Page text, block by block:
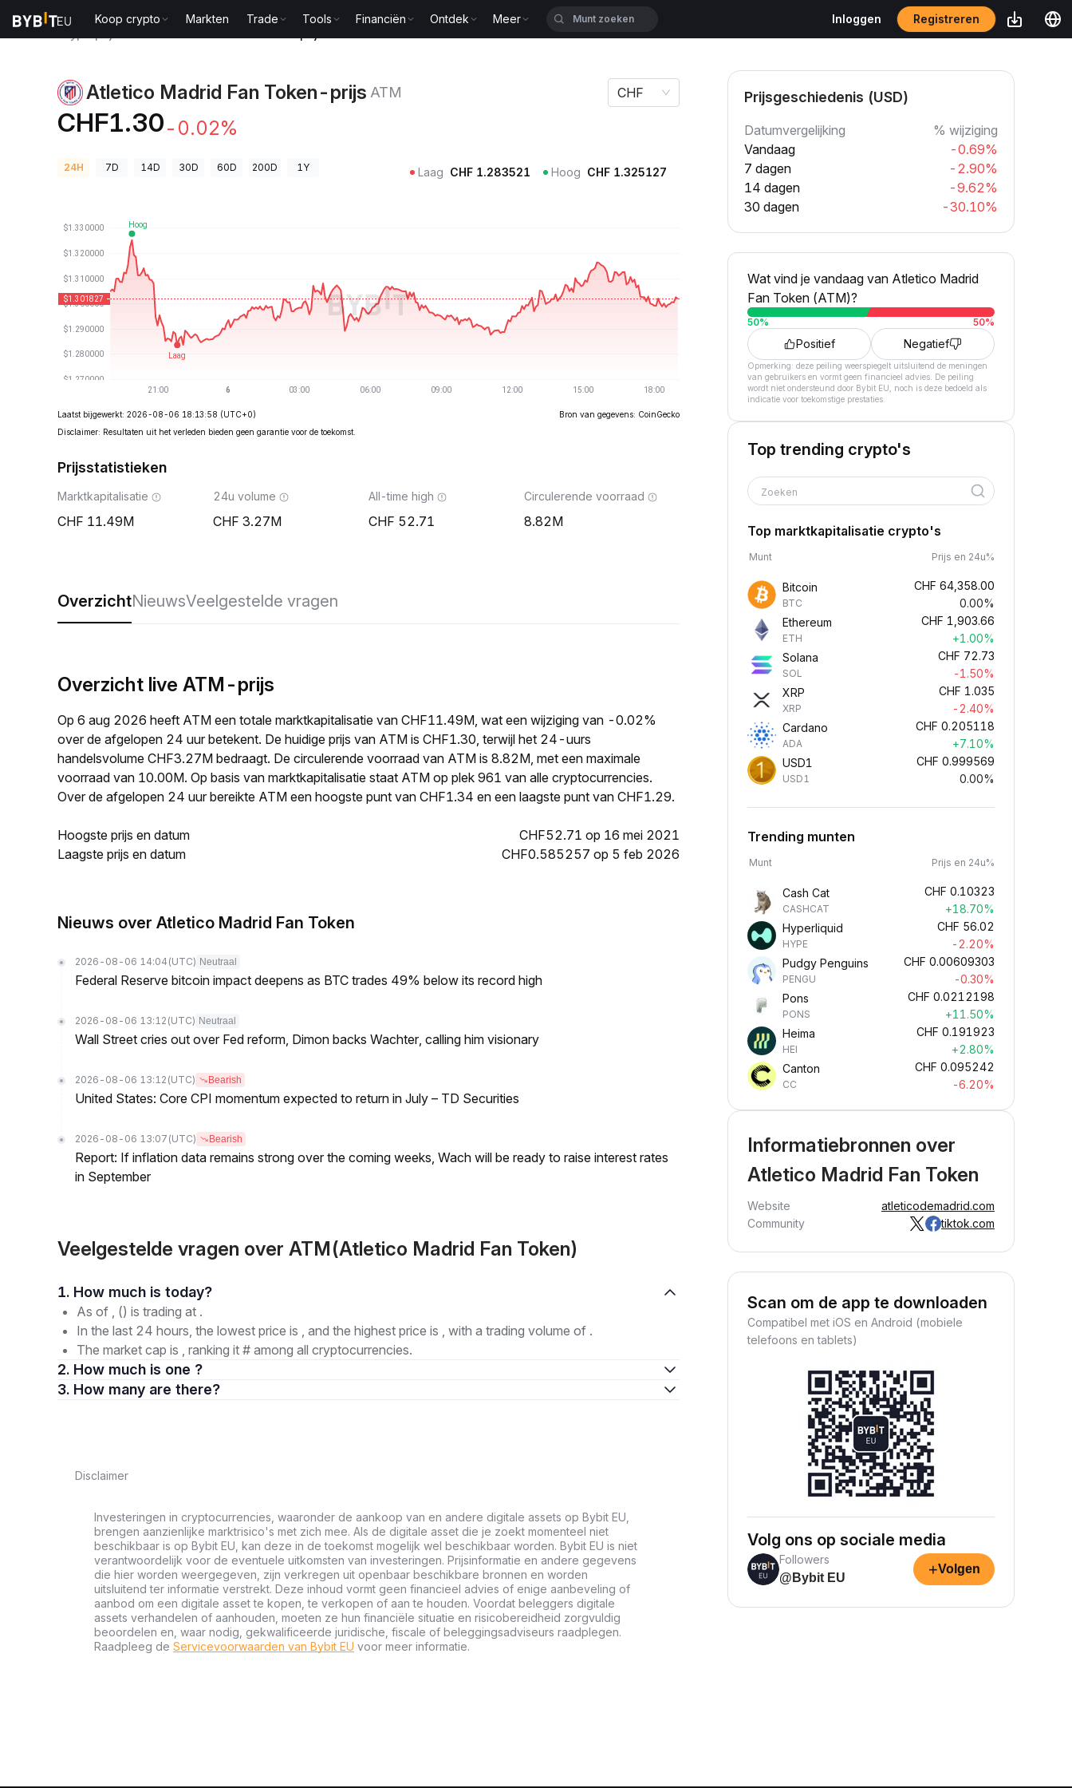
Koop crypto Markten Trade Tools Financiën Ontdek Meer Inloggen Registreren
Atletico Madrid Fan Token-prijs ATM
CHF1.30-0.02%
CHF
24H 7D 14D 30D 60D 200D 1Y Laag CHF 1.283521 Hoog CHF 1.325127
Laatst bijgewerkt: 2026-08-06 18:13:58 (UTC+0)
Bron van gegevens: CoinGecko
Disclaimer: Resultaten uit het verleden bieden geen garantie voor de toekomst.
Prijsstatistieken
Marktkapitalisatie
11.49M
24u volume
3.27M
All-time high
52.71
Circulerende voorraad
8.82M
OverzichtNieuwsVeelgestelde vragen
Overzicht live ATM-prijs
Op 6 aug 2026 heeft ATM een totale marktkapitalisatie van CHF11.49M, wat een wijziging van -0.02%
over de afgelopen 24 uur betekent. De huidige prijs van ATM is CHF1.30, terwijl het 24-uurs
handelsvolume CHF3.27M bedraagt. De circulerende voorraad van ATM is 8.82M, met een maximale
voorraad van 10.00M. Op basis van marktkapitalisatie staat ATM op plek 961 van alle cryptocurrencies.
Over de afgelopen 24 uur bereikte ATM een hoogste punt van CHF1.34 en een laagste punt van CHF1.29.
Hoogste prijs en datum
CHF52.71 op 16 mei 2021
Laagste prijs en datum
CHF0.585257 op 5 feb 2026
Nieuws over Atletico Madrid Fan Token
2026-08-06 14:04 (UTC) Neutraal
Federal Reserve bitcoin impact deepens as BTC trades 49% below its record high
2026-08-06 13:12 (UTC) Neutraal
Wall Street cries out over Fed reform, Dimon backs Wachter, calling him visionary
2026-08-06 13:12 (UTC) Bearish
United States: Core CPI momentum expected to return in July – TD Securities
2026-08-06 13:07 (UTC) Bearish
Report: If inflation data remains strong over the coming weeks, Wach will be ready to raise interest rates
in September
Veelgestelde vragen over ATM(Atletico Madrid Fan Token)
1. How much is today?
As of , () is trading at .
In the last 24 hours, the lowest price is , and the highest price is , with a trading volume of .
The market cap is , ranking it # among all cryptocurrencies.
2. How much is one ?
3. How many are there?
Disclaimer
Investeringen in cryptocurrencies, waaronder de aankoop van en andere digitale assets op Bybit EU,
brengen aanzienlijke marktrisico's met zich mee. Als de digitale asset die je zoekt momenteel niet
beschikbaar is op Bybit EU, kan deze in de toekomst mogelijk wel beschikbaar worden. Bybit EU is niet
verantwoordelijk voor de eventuele uitkomsten van investeringen. Prijsinformatie en andere gegevens
die hier worden weergegeven, zijn verkregen uit openbaar beschikbare bronnen en worden
uitsluitend ter informatie verstrekt. Deze inhoud vormt geen financieel advies of enige aanbeveling of
aanbod om een digitale asset te kopen, te verkopen of aan te houden. Voordat beleggers digitale
assets verhandelen of aanhouden, moeten ze hun financiële situatie en risicobereidheid zorgvuldig
beoordelen en, waar nodig, gekwalificeerde juridische, fiscale of beleggingsadviseurs raadplegen.
Raadpleeg de Servicevoorwaarden van Bybit EU voor meer informatie.
Prijsgeschiedenis (USD)
Datumvergelijking
% wijziging
Vandaag
-0.69%
7 dagen
-2.90%
14 dagen
-9.62%
30 dagen
-30.10%
Wat vind je vandaag van Atletico Madrid
Fan Token (ATM)?
50% 50%
Positief Negatief
Opmerking: deze peiling weerspiegelt uitsluitend de meningen
van gebruikers en vormt geen financieel advies. De peiling
wordt niet ondersteund door Bybit EU, noch is deze bedoeld als
indicatie voor toekomstige prestaties.
Top trending crypto's
Zoeken
Top marktkapitalisatie crypto's
Munt Prijs en 24u%
Bitcoin
BTC
CHF 64,358.00
0.00%
Ethereum
ETH
CHF 1,903.66
+1.00%
Solana
SOL
CHF 72.73
-1.50%
XRP
XRP
CHF 1.035
-2.40%
Cardano
ADA
CHF 0.205118
+7.10%
USD1
USD1
CHF 0.999569
0.00%
Trending munten
Munt Prijs en 24u%
Cash Cat
CASHCAT
CHF 0.10323
+18.70%
Hyperliquid
HYPE
CHF 56.02
-2.20%
Pudgy Penguins
PENGU
CHF 0.00609303
-0.30%
Pons
PONS
CHF 0.0212198
+11.50%
Heima
HEI
CHF 0.191923
+2.80%
Canton
CC
CHF 0.095242
-6.20%
Informatiebronnen over
Atletico Madrid Fan Token
Website
atleticodemadrid.com
Community
tiktok.com
Scan om de app te downloaden
Compatibel met iOS en Android (mobiele
telefoons en tablets)
Volg ons op sociale media
Followers
@Bybit EU
+Volgen